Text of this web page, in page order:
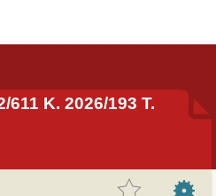
K. 2026/193 T.